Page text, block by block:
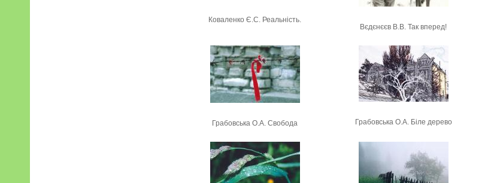
Коваленко Є.С. Реальність.
Вєдєнєєв В.В. Так вперед!
Грабовська О.А. Свобода Грабовська О.А. Біле дерево